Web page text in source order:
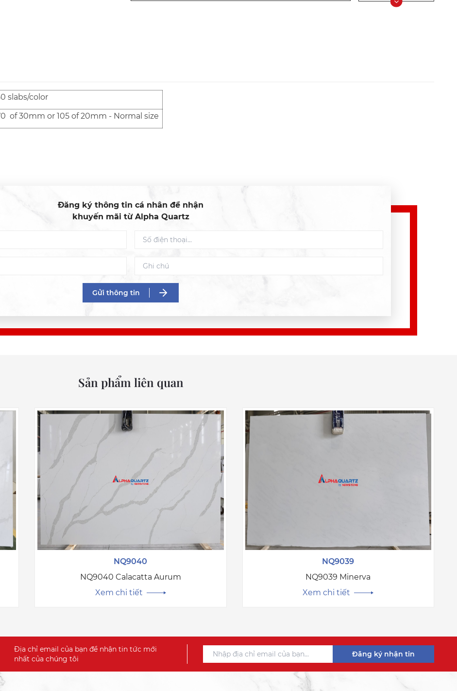
slabs/color
of 30mm or 105 of 20mm - Normal size
Đăng ký thông tin cá nhân để nhận
khuyến mãi từ Alpha Quartz
Gửi thông tin
Sản phẩm liên quan
NQ9040
NQ9040 Calacatta Aurum
Xem chi tiết
NQ9039
NQ9039 Minerva
Xem chi tiết
Địa chỉ email của bạn để nhận tin tức mới
nhất của chúng tôi
Đăng ký nhận tin